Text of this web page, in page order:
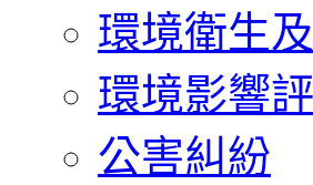
環境衛生
環境影響
公害糾紛